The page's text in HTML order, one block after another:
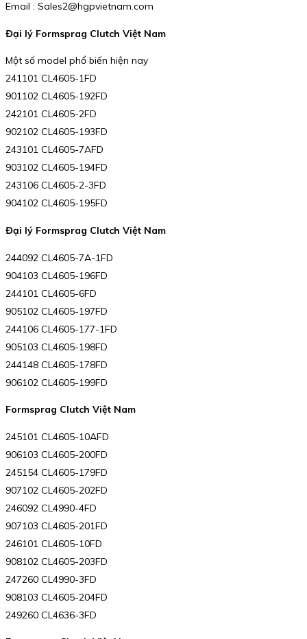
Email : Sales2@hgpvietnam.com
Đại lý Formsprag Clutch Việt Nam
Một số model phổ biến hiện nay
241101 CL4605-1FD
901102 CL4605-192FD
242101 CL4605-2FD
902102 CL4605-193FD
243101 CL4605-7AFD
903102 CL4605-194FD
243106 CL4605-2-3FD
904102 CL4605-195FD
Đại lý Formsprag Clutch Việt Nam
244092 CL4605-7A-1FD
904103 CL4605-196FD
244101 CL4605-6FD
905102 CL4605-197FD
244106 CL4605-177-1FD
905103 CL4605-198FD
244148 CL4605-178FD
906102 CL4605-199FD
Formsprag Clutch Việt Nam
245101 CL4605-10AFD
906103 CL4605-200FD
245154 CL4605-179FD
907102 CL4605-202FD
246092 CL4990-4FD
907103 CL4605-201FD
246101 CL4605-10FD
908102 CL4605-203FD
247260 CL4990-3FD
908103 CL4605-204FD
249260 CL4636-3FD